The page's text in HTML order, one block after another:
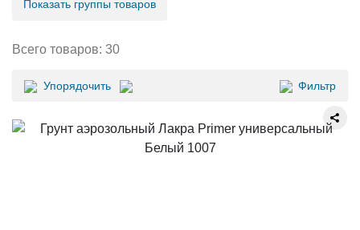
Показать группы товаров
Всего товаров: 30
Упорядочить Фильтр